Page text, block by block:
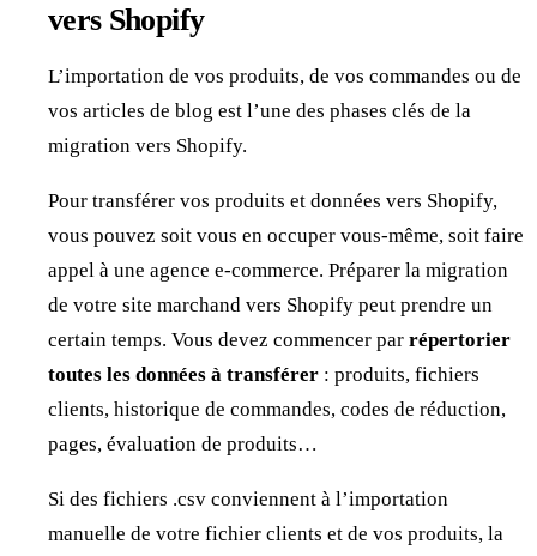
vers Shopify
L’importation de vos produits, de vos commandes ou de
vos articles de blog est l’une des phases clés de la
migration vers Shopify.
Pour transférer vos produits et données vers Shopify,
vous pouvez soit vous en occuper vous-même, soit faire
appel à une agence e-commerce. Préparer la migration
de votre site marchand vers Shopify peut prendre un
certain temps. Vous devez commencer par répertorier
toutes les données à transférer : produits, fichiers
clients, historique de commandes, codes de réduction,
pages, évaluation de produits…
Si des fichiers .csv conviennent à l’importation
manuelle de votre fichier clients et de vos produits, la